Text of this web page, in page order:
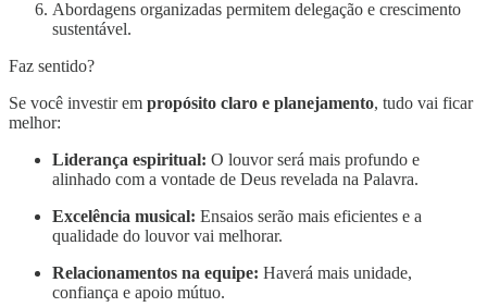
Abordagens organizadas permitem delegação e crescimento
sustentável.
Faz sentido?
Se você investir em propósito claro e planejamento, tudo vai ficar
melhor:
Liderança espiritual: O louvor será mais profundo e
alinhado com a vontade de Deus revelada na Palavra.
Excelência musical: Ensaios serão mais eficientes e a
qualidade do louvor vai melhorar.
Relacionamentos na equipe: Haverá mais unidade,
confiança e apoio mútuo.